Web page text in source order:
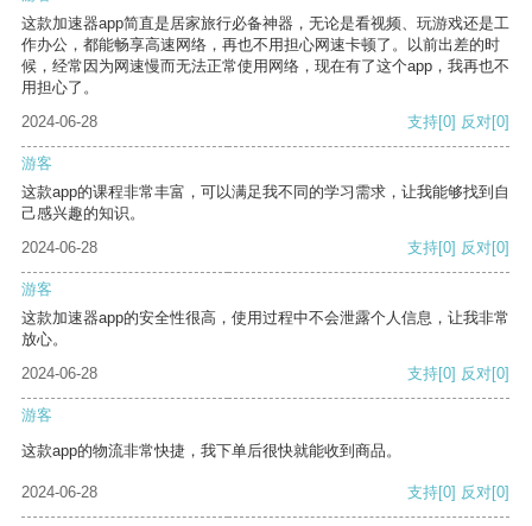
这款加速器app简直是居家旅行必备神器，无论是看视频、玩游戏还是工
作办公，都能畅享高速网络，再也不用担心网速卡顿了。以前出差的时
候，经常因为网速慢而无法正常使用网络，现在有了这个app，我再也不
用担心了。
2024-06-28
支持[0] 反对[0]
游客
这款app的课程非常丰富，可以满足我不同的学习需求，让我能够找到自
己感兴趣的知识。
2024-06-28
支持[0] 反对[0]
游客
这款加速器app的安全性很高，使用过程中不会泄露个人信息，让我非常
放心。
2024-06-28
支持[0] 反对[0]
游客
这款app的物流非常快捷，我下单后很快就能收到商品。
2024-06-28 支持[0] 反对[0]